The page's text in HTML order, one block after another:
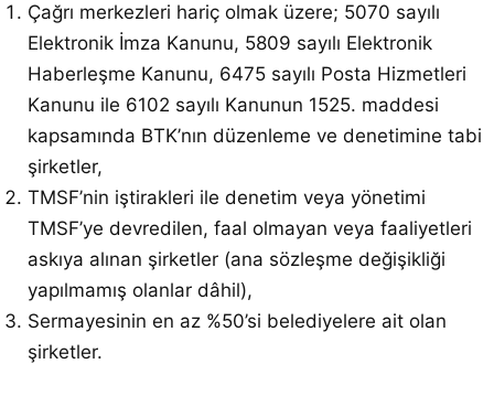
Çağrı merkezleri hariç olmak üzere; 5070 sayılı
Elektronik İmza Kanunu, 5809 sayılı Elektronik
Haberleşme Kanunu, 6475 sayılı Posta Hizmetleri
Kanunu ile 6102 sayılı Kanunun 1525. maddesi
kapsamında BTK’nın düzenleme ve denetimine tabi
şirketler,
TMSF’nin iştirakleri ile denetim veya yönetimi
TMSF’ye devredilen, faal olmayan veya faaliyetleri
askıya alınan şirketler (ana sözleşme değişikliği
yapılmamış olanlar dâhil),
Sermayesinin en az %50’si belediyelere ait olan
şirketler.